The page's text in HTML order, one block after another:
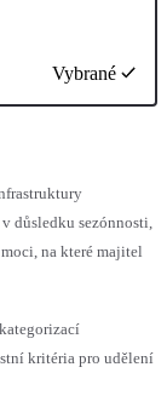
Vybrané
důsledku sezónnosti,
na které majitel
kritéria pro udělení